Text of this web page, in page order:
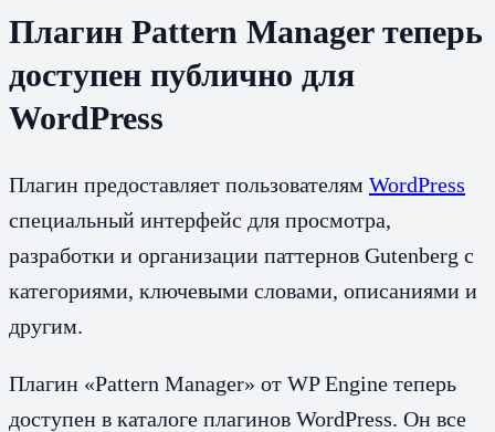
Плагин Pattern Manager теперь
доступен публично для
WordPress
Плагин предоставляет пользователям WordPress
специальный интерфейс для просмотра,
разработки и организации паттернов Gutenberg с
категориями, ключевыми словами, описаниями и
другим.
Плагин «Pattern Manager» от WP Engine теперь
доступен в каталоге плагинов WordPress. Он все